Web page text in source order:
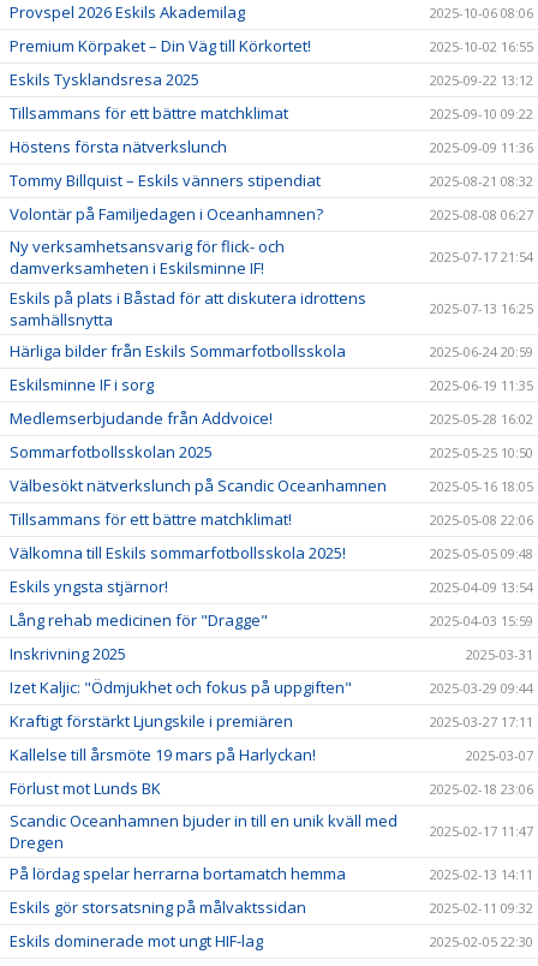
Provspel 2026 Eskils Akademilag 2025-10-06 08:06
Premium Körpaket – Din Väg till Körkortet! 2025-10-02 16:55
Eskils Tysklandsresa 2025 2025-09-22 13:12
Tillsammans för ett bättre matchklimat 2025-09-10 09:22
Höstens första nätverkslunch 2025-09-09 11:36
Tommy Billquist – Eskils vänners stipendiat 2025-08-21 08:32
Volontär på Familjedagen i Oceanhamnen? 2025-08-08 06:27
Ny verksamhetsansvarig för flick- och
damverksamheten i Eskilsminne IF!
2025-07-17 21:54
Eskils på plats i Båstad för att diskutera idrottens
samhällsnytta
2025-07-13 16:25
Härliga bilder från Eskils Sommarfotbollsskola 2025-06-24 20:59
Eskilsminne IF i sorg 2025-06-19 11:35
Medlemserbjudande från Addvoice! 2025-05-28 16:02
Sommarfotbollsskolan 2025 2025-05-25 10:50
Välbesökt nätverkslunch på Scandic Oceanhamnen 2025-05-16 18:05
Tillsammans för ett bättre matchklimat! 2025-05-08 22:06
Välkomna till Eskils sommarfotbollsskola 2025! 2025-05-05 09:48
Eskils yngsta stjärnor! 2025-04-09 13:54
Lång rehab medicinen för "Dragge" 2025-04-03 15:59
Inskrivning 2025 2025-03-31
Izet Kaljic: "Ödmjukhet och fokus på uppgiften" 2025-03-29 09:44
Kraftigt förstärkt Ljungskile i premiären 2025-03-27 17:11
Kallelse till årsmöte 19 mars på Harlyckan! 2025-03-07
Förlust mot Lunds BK 2025-02-18 23:06
Scandic Oceanhamnen bjuder in till en unik kväll med
Dregen
2025-02-17 11:47
På lördag spelar herrarna bortamatch hemma 2025-02-13 14:11
Eskils gör storsatsning på målvaktssidan 2025-02-11 09:32
Eskils dominerade mot ungt HIF-lag 2025-02-05 22:30